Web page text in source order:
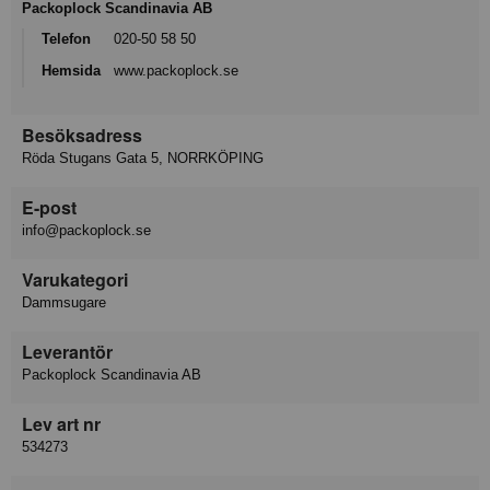
Packoplock Scandinavia AB
Telefon
020-50 58 50
Hemsida
www.packoplock.se
Besöksadress
Röda Stugans Gata 5, NORRKÖPING
E-post
info@packoplock.se
Varukategori
Dammsugare
Leverantör
Packoplock Scandinavia AB
Lev art nr
534273